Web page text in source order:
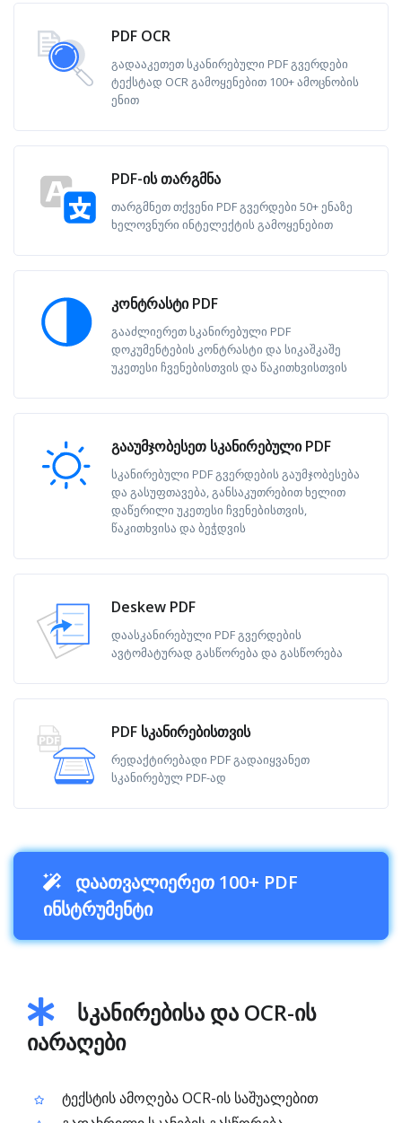
PDF OCR
გადააკეთეთ სკანირებული PDF გვერდები
ტექსტად OCR გამოყენებით 100+ ამოცნობის
ენით
PDF-ის თარგმნა
თარგმნეთ თქვენი PDF გვერდები 50+ ენაზე
ხელოვნური ინტელექტის გამოყენებით
კონტრასტი PDF
გააძლიერეთ სკანირებული PDF
დოკუმენტების კონტრასტი და სიკაშკაშე
უკეთესი ჩვენებისთვის და წაკითხვისთვის
გააუმჯობესეთ სკანირებული PDF
სკანირებული PDF გვერდების გაუმჯობესება
და გასუფთავება, განსაკუთრებით ხელით
დაწერილი უკეთესი ჩვენებისთვის,
წაკითხვისა და ბეჭდვის
Deskew PDF
დაასკანირებული PDF გვერდების
ავტომატურად გასწორება და გასწორება
PDF სკანირებისთვის
რედაქტირებადი PDF გადაიყვანეთ
სკანირებულ PDF-ად
დაათვალიერეთ 100+ PDF
ინსტრუმენტი
სკანირებისა და OCR-ის
იარაღები
ტექსტის ამოღება OCR-ის საშუალებით